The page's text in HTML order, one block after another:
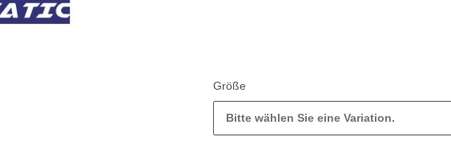
Größe
Bitte wählen Sie eine Variation.